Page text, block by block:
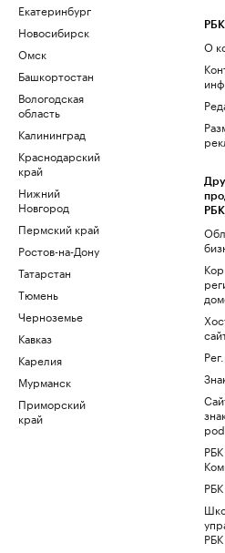
Екатеринбург
Новосибирск
Омск
Башкортостан
Вологодская
область
Калининград
Краснодарский
край
Нижний
Новгород
Пермский край
Ростов-на-Дону
Татарстан
Тюмень
Черноземье
Кавказ
Карелия
Мурманск
Приморский
край
РБК
О
РБК
РБК
РБК